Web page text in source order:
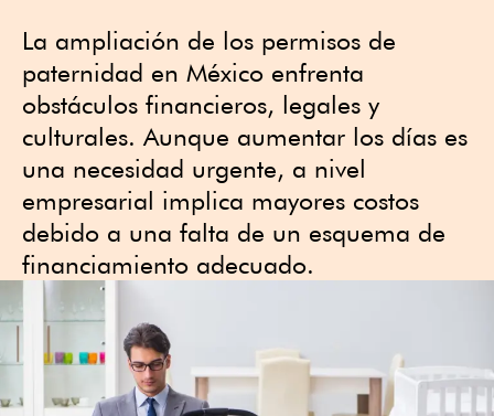
La ampliación de los permisos de
paternidad en México enfrenta
obstáculos financieros, legales y
culturales. Aunque aumentar los días es
una necesidad urgente, a nivel
empresarial implica mayores costos
debido a una falta de un esquema de
financiamiento adecuado.